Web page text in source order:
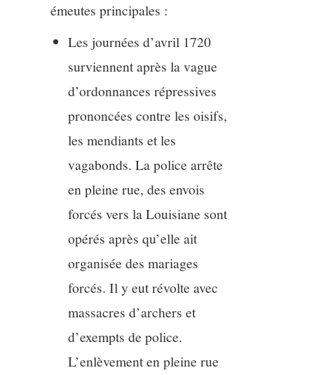
émeutes principales :
Les journées d’avril 1720
surviennent après la vague
d’ordonnances répressives
prononcées contre les oisifs,
les mendiants et les
vagabonds. La police arrête
en pleine rue, des envois
forcés vers la Louisiane sont
opérés après qu’elle ait
organisée des mariages
forcés. Il y eut révolte avec
massacres d’archers et
d’exempts de police.
L’enlèvement en pleine rue